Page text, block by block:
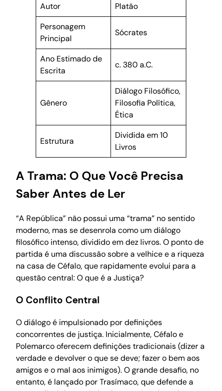
Autor
Platão
Personagem
Principal
Sócrates
Ano Estimado de
Escrita
c. 380 a.C.
Gênero
Diálogo Filosófico,
Filosofia Política,
Ética
Estrutura
Dividida em 10
Livros
A Trama: O Que Você Precisa
Saber Antes de Ler
“A República” não possui uma “trama” no sentido
moderno, mas se desenrola como um diálogo
filosófico intenso, dividido em dez livros. O ponto de
partida é uma discussão sobre a velhice e a riqueza
na casa de Céfalo, que rapidamente evolui para a
questão central: O que é a Justiça?
O Conflito Central
O diálogo é impulsionado por definições
concorrentes de justiça. Inicialmente, Céfalo e
Polemarco oferecem definições tradicionais (dizer a
verdade e devolver o que se deve; fazer o bem aos
amigos e o mal aos inimigos). O grande desafio, no
entanto, é lançado por Trasímaco, que defende a